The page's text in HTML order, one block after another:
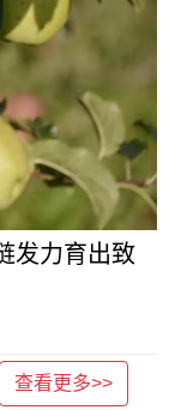
发力育出致
查看更多>>